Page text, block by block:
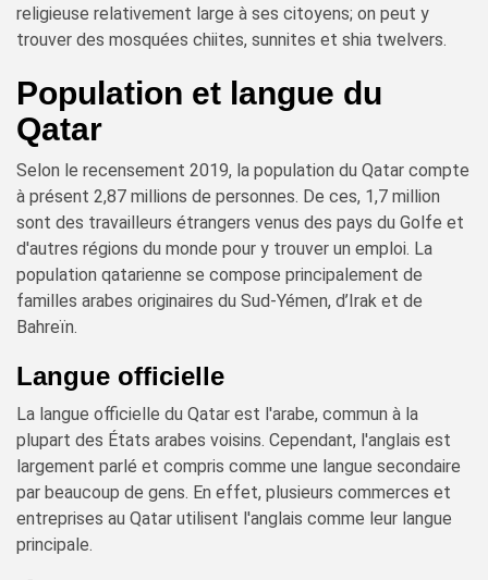
religieuse relativement large à ses citoyens; on peut y
trouver des mosquées chiites, sunnites et shia twelvers.
Population et langue du
Qatar
Selon le recensement 2019, la population du Qatar compte
à présent 2,87 millions de personnes. De ces, 1,7 million
sont des travailleurs étrangers venus des pays du Golfe et
d'autres régions du monde pour y trouver un emploi. La
population qatarienne se compose principalement de
familles arabes originaires du Sud-Yémen, d’Irak et de
Bahreïn.
Langue officielle
La langue officielle du Qatar est l'arabe, commun à la
plupart des États arabes voisins. Cependant, l'anglais est
largement parlé et compris comme une langue secondaire
par beaucoup de gens. En effet, plusieurs commerces et
entreprises au Qatar utilisent l'anglais comme leur langue
principale.